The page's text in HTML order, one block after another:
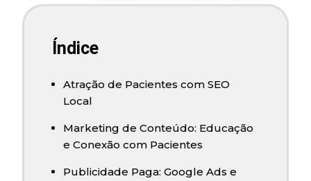
Índice
Atração de Pacientes com SEO
Local
Marketing de Conteúdo: Educação
e Conexão com Pacientes
Publicidade Paga: Google Ads e